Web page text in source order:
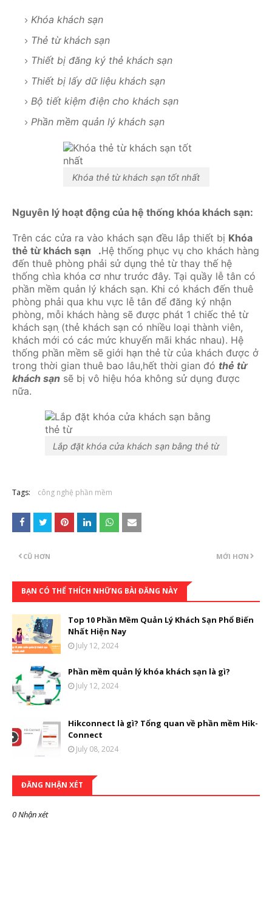
Khóa khách sạn
Thẻ từ khách sạn
Thiết bị đăng ký thẻ khách sạn
Thiết bị lấy dữ liệu khách sạn
Bộ tiết kiệm điện cho khách sạn
Phần mềm quản lý khách sạn
Khóa thẻ từ khách sạn tốt nhất
Nguyên lý hoạt động của hệ thống khóa khách sạn:
Trên các cửa ra vào khách sạn đều lắp thiết bị Khóa
thẻ từ khách sạn .Hệ thống phục vụ cho khách hàng
đến thuê phòng phải sử dụng thẻ từ thay thế hệ
thống chìa khóa cơ như trước đây. Tại quầy lễ tân có
phần mềm quản lý khách sạn. Khi có khách đến thuê
phòng phải qua khu vực lễ tân để đăng ký nhận
phòng, mỗi khách hàng sẽ được phát 1 chiếc thẻ từ
khách sạn ̣(thẻ khách sạn có nhiều loại thành viên,
khách mới có các mức khuyến mãi khác nhau). Hệ
thống phần mềm sẽ giới hạn thẻ từ của khách được ở
trong thời gian thuê bao lâu,hết thời gian đó thẻ từ
khách sạn sẽ bị vô hiệu hóa không sử dụng được
nữa.
Lắp đặt khóa cửa khách sạn bằng thẻ từ
Tags: công nghệ phần mềm
MỚI HƠN
CŨ HƠN
BẠN CÓ THỂ THÍCH NHỮNG BÀI ĐĂNG NÀY
Top 10 Phần Mềm Quản Lý Khách Sạn Phổ Biến
Nhất Hiện Nay
July 12, 2024
Phần mềm quản lý khóa khách sạn là gì?
July 12, 2024
Hikconnect là gì? Tổng quan về phần mềm Hik-
Connect
July 08, 2024
ĐĂNG NHẬN XÉT
0 Nhận xét